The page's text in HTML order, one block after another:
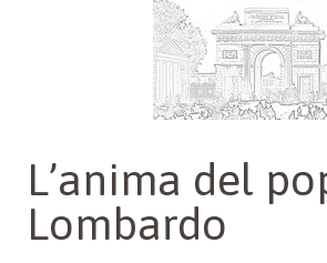
L’anima del
Lombardo